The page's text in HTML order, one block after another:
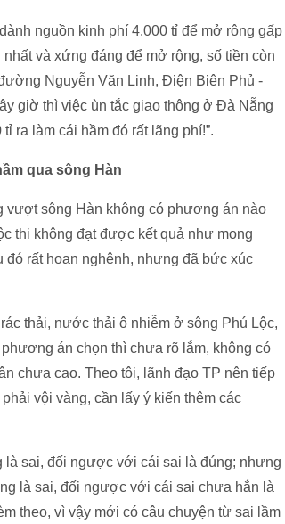
nguồn kinh phí 4.000 tỉ để mở rộng gấp
và xứng đáng để mở rộng, số tiền còn
Nguyễn Văn Linh, Điện Biên Phủ -
giờ thì việc ùn tắc giao thông ở Đà Nẵng
ra làm cái hầm đó rất lãng phí!”.
qua sông Hàn
vượt sông Hàn không có phương án nào
thi không đạt được kết quả như mong
đó rất hoan nghênh, nhưng đã bức xúc
thải, nước thải ô nhiễm ở sông Phú Lộc,
án chọn thì chưa rõ lắm, không có
chưa cao. Theo tôi, lãnh đạo TP nên tiếp
vội vàng, cần lấy ý kiến thêm các
sai, đối ngược với cái sai là đúng; nhưng
là sai, đối ngược với cái sai chưa hẳn là
theo, vì vậy mới có câu chuyện từ sai lầm